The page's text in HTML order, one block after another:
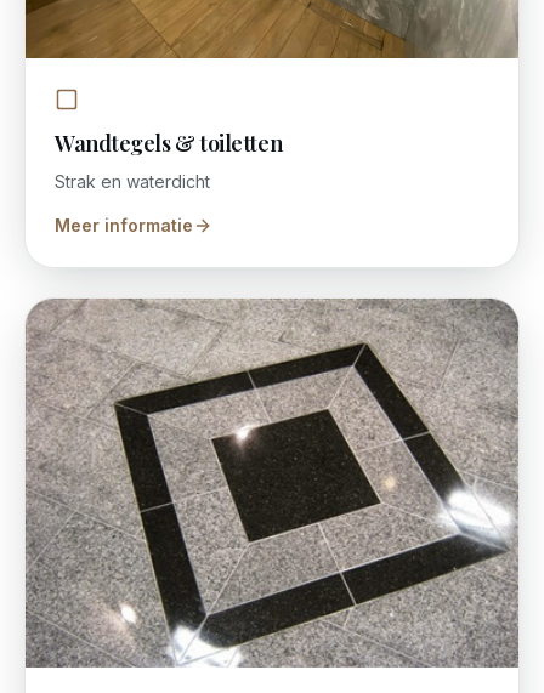
Wandtegels & toiletten
Strak en waterdicht
Meer informatie